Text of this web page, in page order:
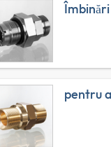
pentru